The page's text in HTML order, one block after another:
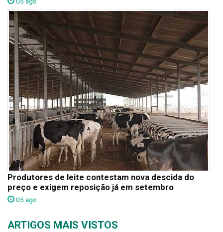
Produtores de leite contestam nova descida do
preço e exigem reposição já em setembro
05 ago
ARTIGOS MAIS VISTOS